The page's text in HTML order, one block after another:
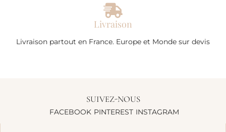
Livraison
Livraison partout en France. Europe et Monde sur devis
SUIVEZ-NOUS
FACEBOOK PINTEREST INSTAGRAM